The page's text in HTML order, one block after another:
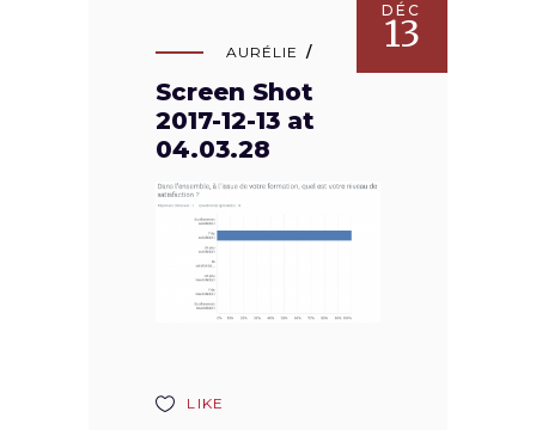
DÉC
13
AURÉLIE
Screen Shot
2017-12-13 at
04.03.28
LIKE